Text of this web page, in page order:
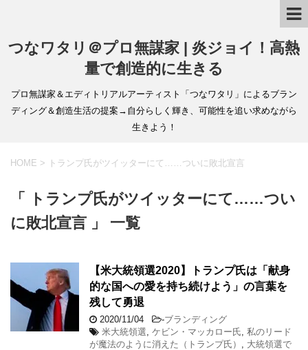
つなワタリ＠プロ無謀家 | 炎ジョイ！高熱
量で創造的に生きる
プロ無謀家＆エディトリアルアーティスト「つなワタリ」によるブラン
ディング＆創造生活の提案→自分らしく輝き、可能性を追い求めながら
生きよう！
HOME > トランプ氏がツイッターにて……ついに敗北宣言
「 トランプ氏がツイッターにて……つい
に敗北宣言 」 一覧
【米大統領選2020】トランプ氏は「献身
的な国への愛を持ち続けよう」の言葉を
残して勇退
2020/11/04 -ブランディング
米大統領選 ケビン・マッカロー氏 私のリード
が魔法のように消えた（トランプ氏）
大統領選で